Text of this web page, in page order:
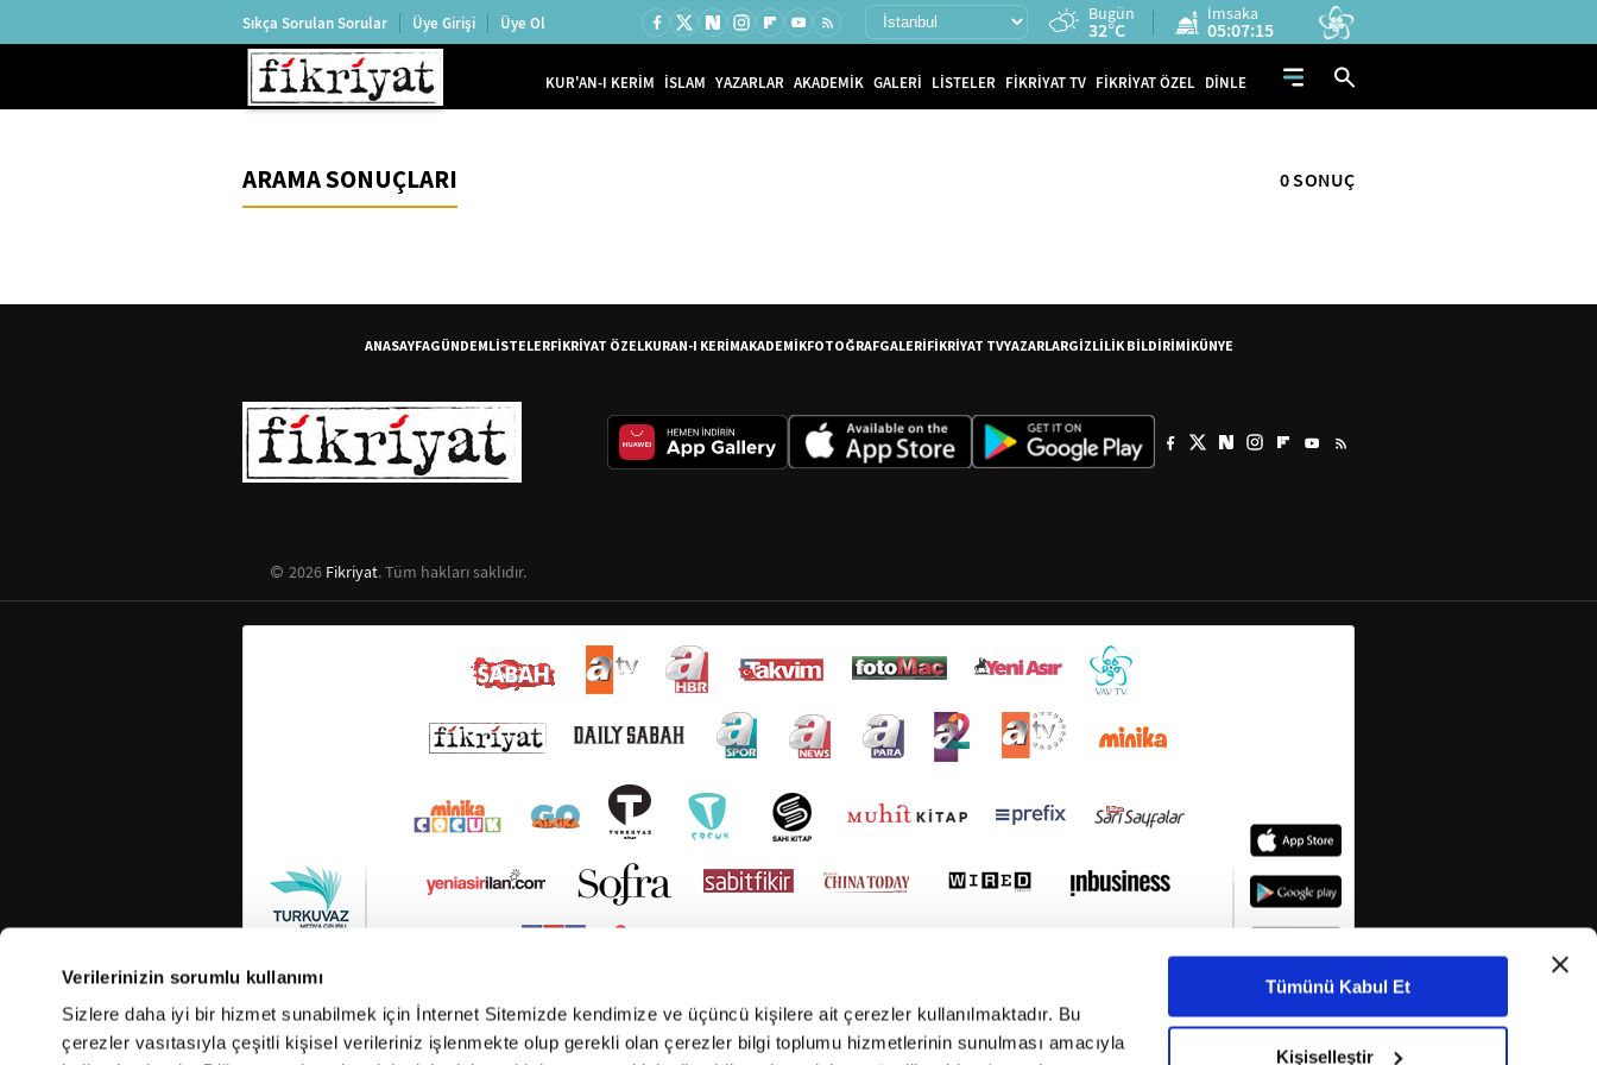
Verilerinizin sorumlu kullanımı
Sizlere daha iyi bir hizmet sunabilmek için İnternet Sitemizde kendimize ve üçüncü kişilere ait çerezler kullanılmaktadır. Bu
çerezler vasıtasıyla çeşitli kişisel verileriniz işlenmekte olup gerekli olan çerezler bilgi toplumu hizmetlerinin sunulması amacıyla
Tümünü Kabul Et
Kişiselleştir
Sıkça Sorulan Sorular Üye Girişi Üye Ol Bugün
32°C
İmsaka
05:07:15
KUR'AN-I KERİM İSLAM YAZARLAR AKADEMİK GALERİ LİSTELER FİKRİYAT TV FİKRİYAT ÖZEL DİNLE
ARAMA SONUÇLARI 0 SONUÇ
ANASAYFAGÜNDEMLİSTELERFİKRİYAT ÖZELKURAN-I KERİMAKADEMİKFOTOĞRAFGALERİFİKRİYAT TVYAZARLARGİZLİLİK BİLDİRİMİKÜNYE
2026 Fikriyat. Tüm hakları saklıdır.